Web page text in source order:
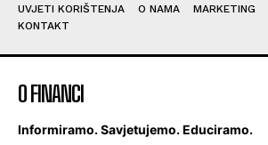
UVJETI KORIŠTENJA O NAMA MARKETING
KONTAKT
O FINANCI
Informiramo. Savjetujemo. Educiramo.